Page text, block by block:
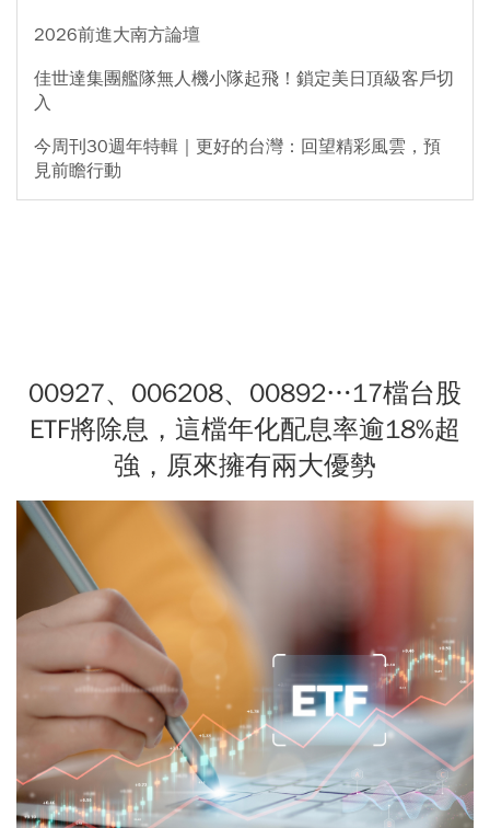
2026前進大南方論壇
佳世達集團艦隊無人機小隊起飛！鎖定美日頂級客戶切
入
今周刊30週年特輯｜更好的台灣：回望精彩風雲，預
見前瞻行動
00927、006208、00892…17檔台股
ETF將除息，這檔年化配息率逾18%超
強，原來擁有兩大優勢